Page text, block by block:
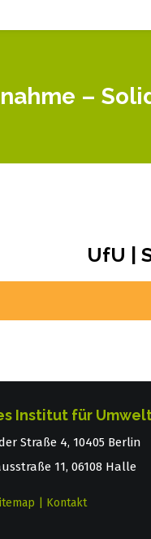
–
UfU |
Institut für
Straße 4, 10405 Berlin
11, 06108 Halle
Kontakt